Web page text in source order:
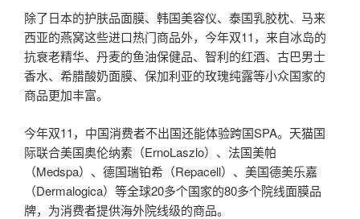
除了日本的护肤品面膜、韩国美容仪、泰国乳胶枕、马来
西亚的燕窝这些进口热门商品外，今年双11，来自冰岛的
抗衰老精华、丹麦的鱼油保健品、智利的红酒、古巴男士
香水、希腊酸奶面膜、保加利亚的玫瑰纯露等小众国家的
商品更加丰富。
今年双11，中国消费者不出国还能体验跨国SPA。天猫国
际联合美国奥伦纳素（ErnoLaszlo）、法国美帕
（Medspa）、德国瑞铂希（Repacell）、美国德美乐嘉
（Dermalogica）等全球20多个国家的80多个院线面膜品
牌，为消费者提供海外院线级的商品。